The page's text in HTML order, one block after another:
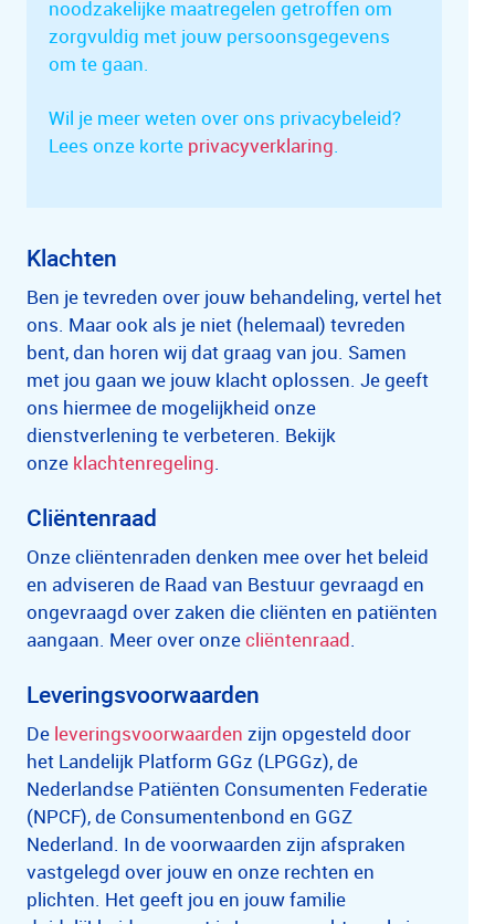
noodzakelijke maatregelen getroffen om
zorgvuldig met jouw persoonsgegevens
om te gaan.
Wil je meer weten over ons privacybeleid?
Lees onze korte privacyverklaring.
Klachten
Ben je tevreden over jouw behandeling, vertel het
ons. Maar ook als je niet (helemaal) tevreden
bent, dan horen wij dat graag van jou. Samen
met jou gaan we jouw klacht oplossen. Je geeft
ons hiermee de mogelijkheid onze
dienstverlening te verbeteren. Bekijk
onze klachtenregeling.
Cliëntenraad
Onze cliëntenraden denken mee over het beleid
en adviseren de Raad van Bestuur gevraagd en
ongevraagd over zaken die cliënten en patiënten
aangaan. Meer over onzecliëntenraad.
Leveringsvoorwaarden
De leveringsvoorwaarden zijn opgesteld door
het Landelijk Platform GGz (LPGGz), de
Nederlandse Patiënten Consumenten Federatie
(NPCF), de Consumentenbond en GGZ
Nederland. In de voorwaarden zijn afspraken
vastgelegd over jouw en onze rechten en
plichten. Het geeft jou en jouw familie